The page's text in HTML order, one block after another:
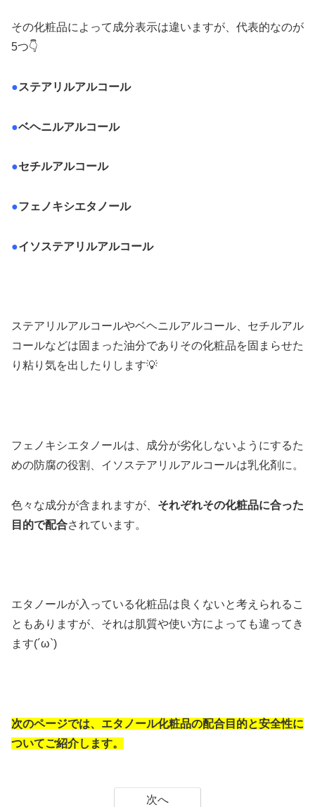
その化粧品によって成分表示は違いますが、代表的なのが
5つ👇
●ステアリルアルコール
●ベヘニルアルコール
●セチルアルコール
●フェノキシエタノール
●イソステアリルアルコール
ステアリルアルコールやベヘニルアルコール、セチルアル
コールなどは固まった油分でありその化粧品を固まらせた
り粘り気を出したりします💡
フェノキシエタノールは、成分が劣化しないようにするた
めの防腐の役割、イソステアリルアルコールは乳化剤に。
色々な成分が含まれますが、 それぞれその化粧品に合った
目的で配合されています。
エタノールが入っている化粧品は良くないと考えられるこ
ともありますが、それは肌質や使い方によっても違ってき
ます(´ω`)
次のページでは、エタノール化粧品の配合目的と安全性に
ついてご紹介します。
次へ